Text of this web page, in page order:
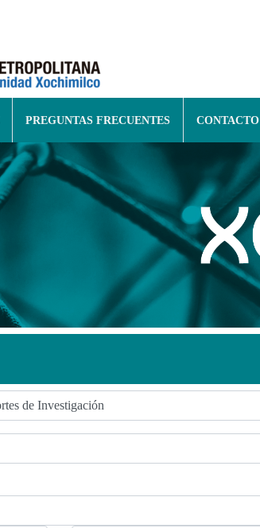
PREGUNTAS FRECUENTES CONTACTO